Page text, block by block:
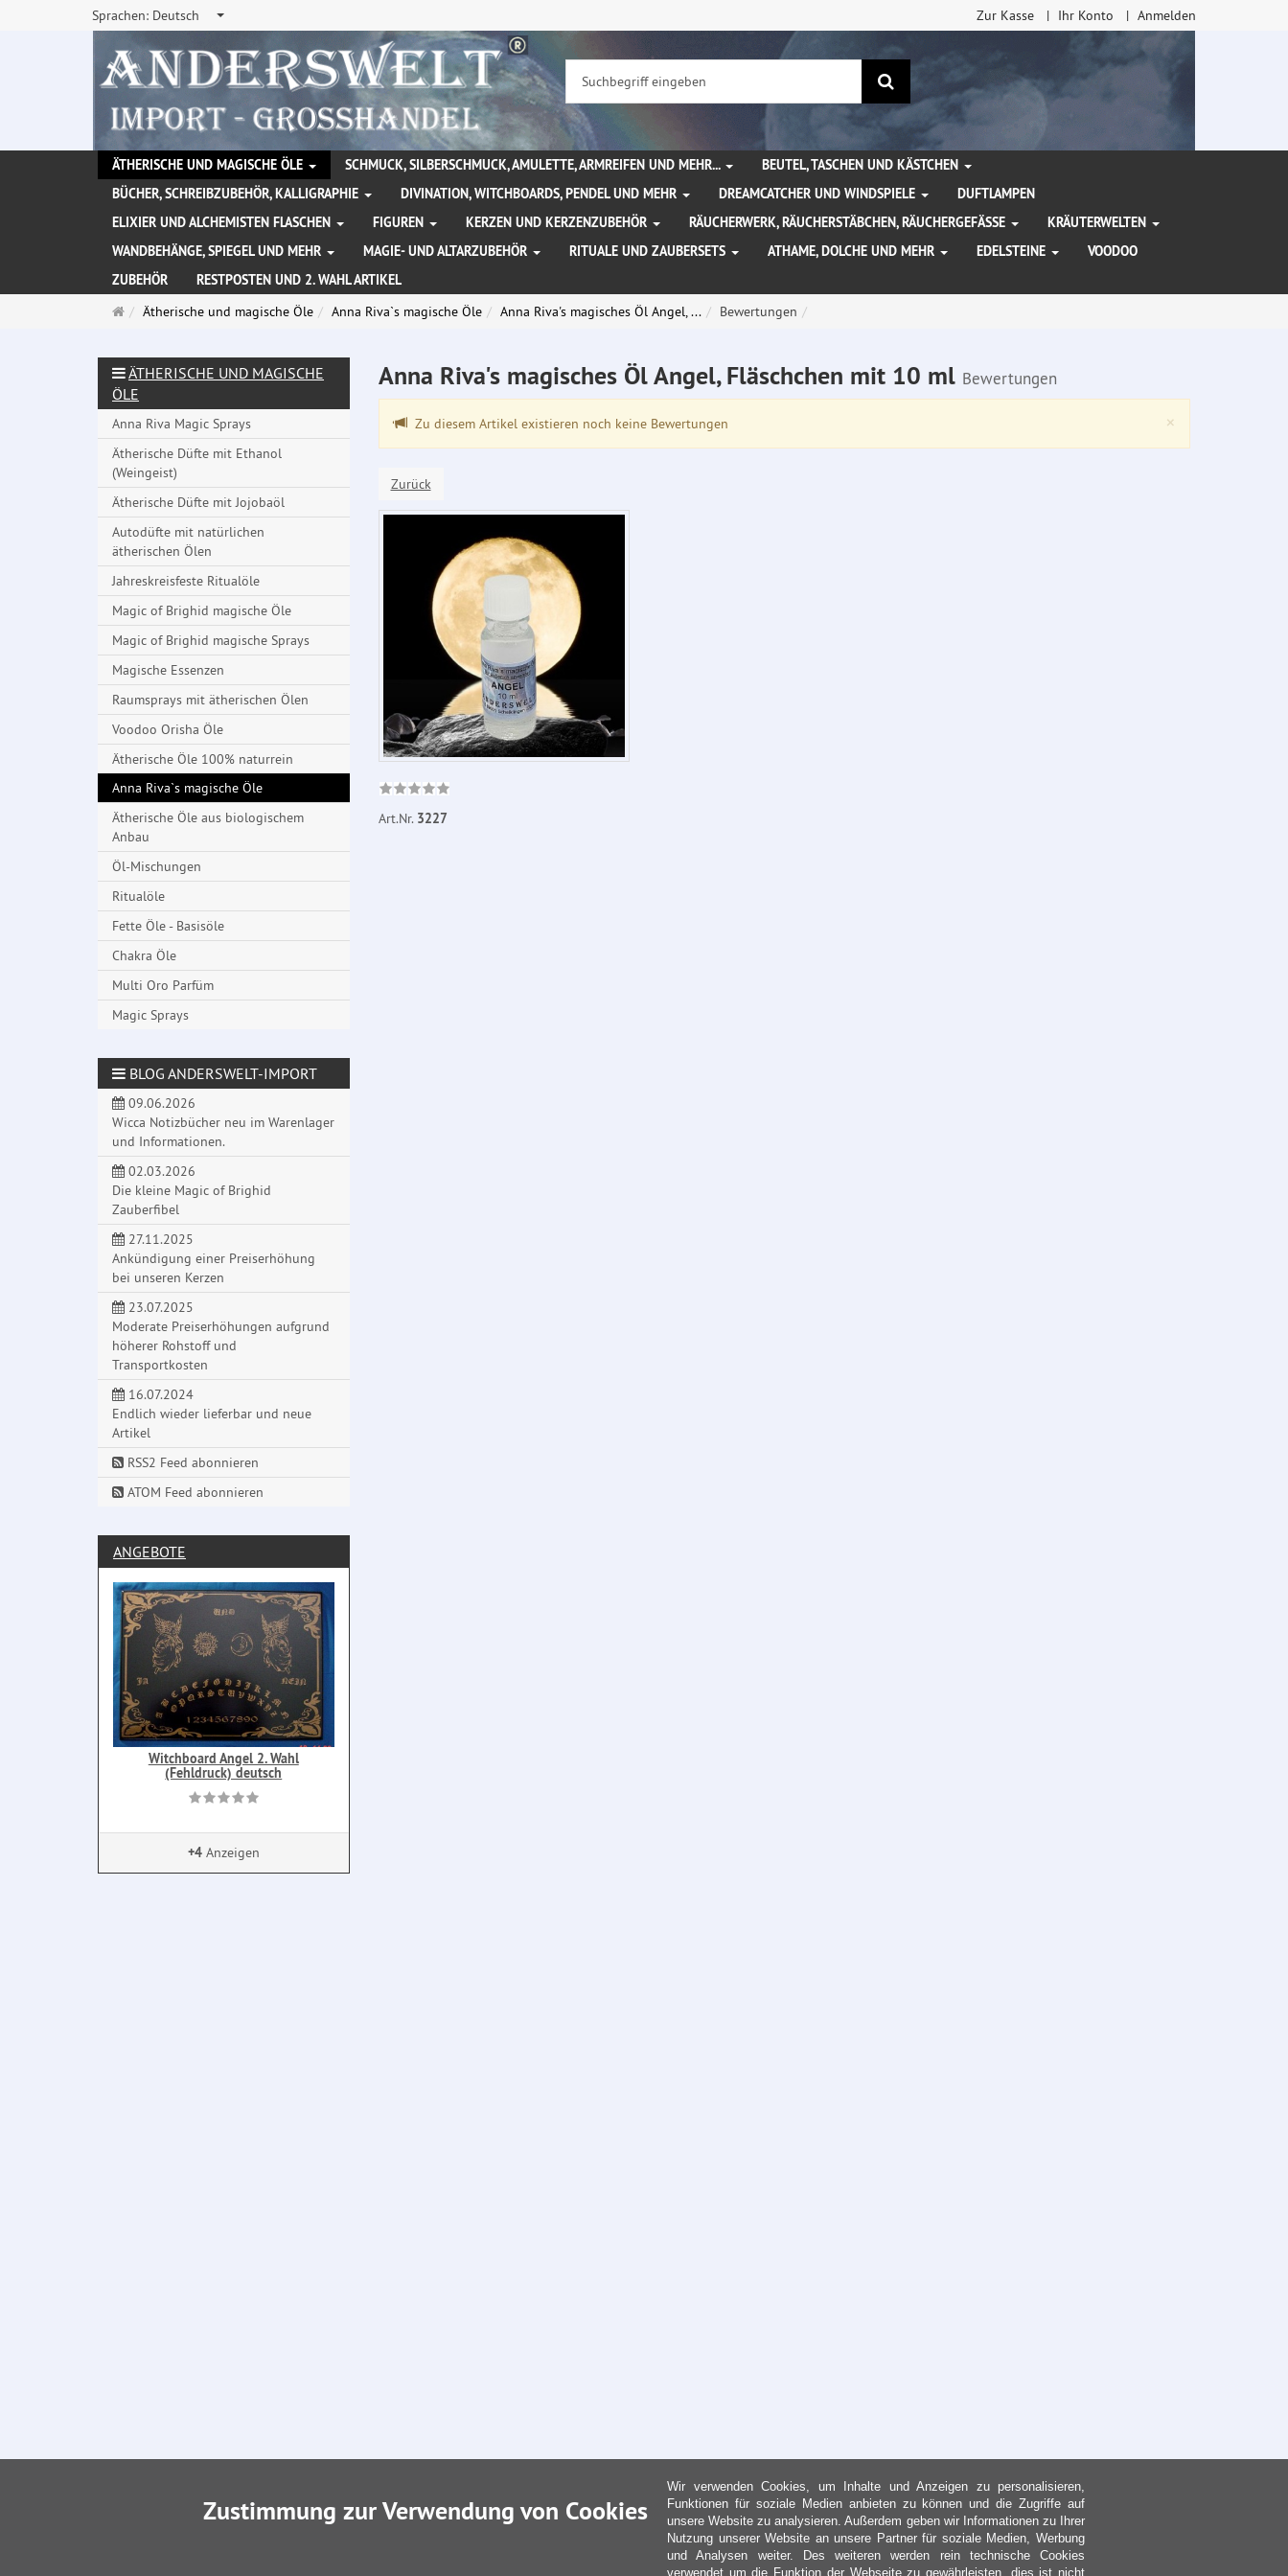
Sprachen: Deutsch Zur Kasse Ihr Konto Anmelden
Suchen
ÄTHERISCHE UND MAGISCHE ÖLE SCHMUCK, SILBERSCHMUCK, AMULETTE, ARMREIFEN UND MEHR...
BEUTEL, TASCHEN UND KÄSTCHEN
BÜCHER, SCHREIBZUBEHÖR, KALLIGRAPHIE
DIVINATION, WITCHBOARDS, PENDEL UND MEHR DREAMCATCHER UND WINDSPIELE
DUFTLAMPEN
ELIXIER UND ALCHEMISTEN FLASCHEN
FIGUREN KERZEN UND KERZENZUBEHÖR RÄUCHERWERK, RÄUCHERSTÄBCHEN, RÄUCHERGEFÄSSE
KRÄUTERWELTEN
WANDBEHÄNGE, SPIEGEL UND MEHR
MAGIE- UND ALTARZUBEHÖR RITUALE UND ZAUBERSETS ATHAME, DOLCHE UND MEHR EDELSTEINE
VOODOO
ZUBEHÖR
RESTPOSTEN UND 2. WAHL ARTIKEL
Startseite
Ätherische und magische Öle Anna Riva`s magische Öle Anna Riva's magisches Öl Angel, ... Bewertungen
Anna Riva's magisches Öl Angel, Fläschchen mit 10 ml Bewertungen
×
Zu diesem Artikel existieren noch keine Bewertungen
Zurück
Art.Nr. 3227
ÄTHERISCHE UND MAGISCHE
ÖLE
Anna Riva Magic Sprays
Ätherische Düfte mit Ethanol
(Weingeist)
Ätherische Düfte mit Jojobaöl
Autodüfte mit natürlichen
ätherischen Ölen
Jahreskreisfeste Ritualöle
Magic of Brighid magische Öle
Magic of Brighid magische Sprays
Magische Essenzen
Raumsprays mit ätherischen Ölen
Voodoo Orisha Öle
Ätherische Öle 100% naturrein
Anna Riva`s magische Öle
Ätherische Öle aus biologischem
Anbau
Öl-Mischungen
Ritualöle
Fette Öle - Basisöle
Chakra Öle
Multi Oro Parfüm
Magic Sprays
BLOG ANDERSWELT-IMPORT
09.06.2026
Wicca Notizbücher neu im Warenlager
und Informationen.
02.03.2026
Die kleine Magic of Brighid
Zauberfibel
27.11.2025
Ankündigung einer Preiserhöhung
bei unseren Kerzen
23.07.2025
Moderate Preiserhöhungen aufgrund
höherer Rohstoff und
Transportkosten
16.07.2024
Endlich wieder lieferbar und neue
Artikel
RSS2 Feed abonnieren
ATOM Feed abonnieren
ANGEBOTE
Witchboard Angel 2. Wahl
(Fehldruck) deutsch
+4Anzeigen
Zustimmung zur Verwendung von Cookies
Wir verwenden Cookies, um Inhalte und Anzeigen zu personalisieren,
Funktionen für soziale Medien anbieten zu können und die Zugriffe auf
unsere Website zu analysieren. Außerdem geben wir Informationen zu Ihrer
Nutzung unserer Website an unsere Partner für soziale Medien, Werbung
und Analysen weiter. Des weiteren werden rein technische Cookies
verwendet um die Funktion der Webseite zu gewährleisten, dies ist nicht